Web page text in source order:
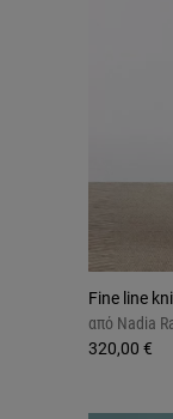
Fine line
από Nadia
320,00 €